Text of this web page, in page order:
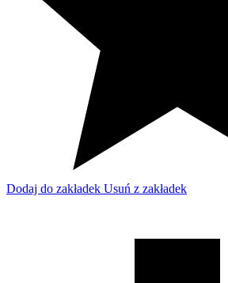
Dodaj do zakładek Usuń z zakładek